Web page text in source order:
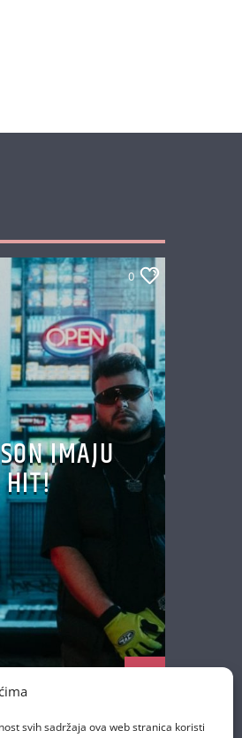
svih sadržaja ova web stranica koristi
0
IMAJU
HIT!